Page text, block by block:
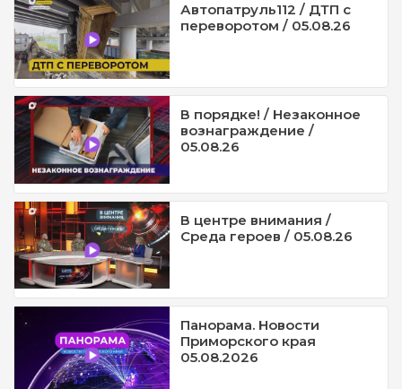
Автопатруль112 / ДТП с
переворотом / 05.08.26
В порядке! / Незаконное
вознаграждение /
05.08.26
В центре внимания /
Среда героев / 05.08.26
Панорама. Новости
Приморского края
05.08.2026